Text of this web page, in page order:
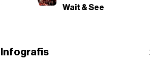
Wait & See
Infografis